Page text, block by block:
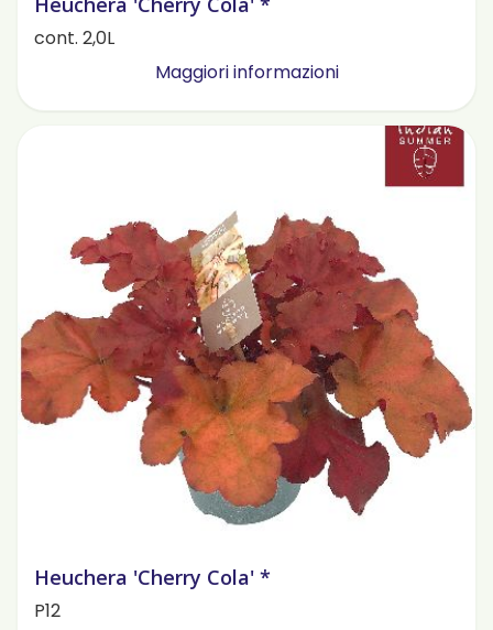
cont. 2,0L
Maggiori informazioni
Heuchera 'Cherry Cola' *
P12